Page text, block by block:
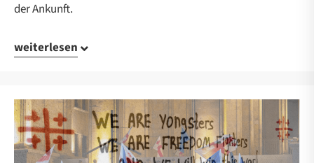
der Ankunft.
weiterlesen